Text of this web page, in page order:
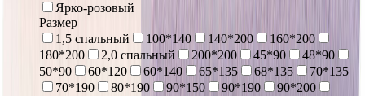
Ярко-розовый
Размер
1,5 спальный
100*140 140*200
160*200
180*200
2,0 спальный 200*200 45*90
48*90
50*90
60*120 60*140 65*135 68*135
70*135
70*190
80*190 90*150 90*190
90*200